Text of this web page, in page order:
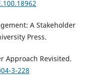
A Stakeholder
Press.
Approach Revisited.
3-228